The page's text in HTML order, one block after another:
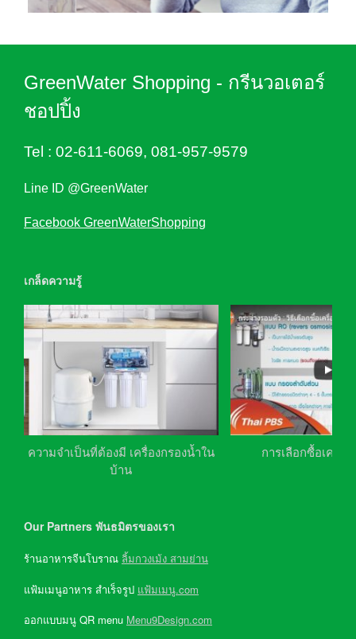
GreenWater Shopping - กรีนวอเตอร์
ชอปปิ้ง
Tel : 02-611-6069, 081-957-9579
Line ID @GreenWater
Facebook GreenWaterShopping
เกล็ดความรู้
ความจำเป็นที่ต้องมี เครื่องกรองน้ำใน
บ้าน
การเลือกซื้อเครื่อ
Our Partners พันธมิตรของเรา
ร้านอาหารจีนโบราณ ลิ้มกวงเม้ง สามย่าน
แฟ้มเมนูอาหาร สำเร็จรูป แฟ้มเมนู.com
ออกแบบมนู QR menu Menu9Design.com